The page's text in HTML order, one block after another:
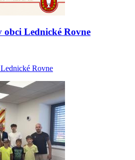
obci Lednické Rovne
Rovne